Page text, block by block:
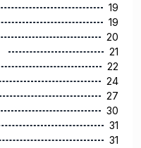
19
19
20
21
22
24
27
30
31
31